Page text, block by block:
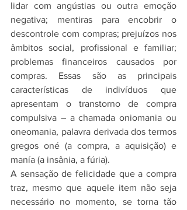
lidar com angústias ou outra emoção
negativa; mentiras para encobrir o
descontrole com compras; prejuízos nos
âmbitos social, profissional e familiar;
problemas financeiros causados por
compras. Essas são as principais
características de indivíduos que
apresentam o transtorno de compra
compulsiva – a chamada oniomania ou
oneomania, palavra derivada dos termos
gregos oné (a compra, a aquisição) e
manía (a insânia, a fúria).
A sensação de felicidade que a compra
traz, mesmo que aquele item não seja
necessário no momento, se torna tão